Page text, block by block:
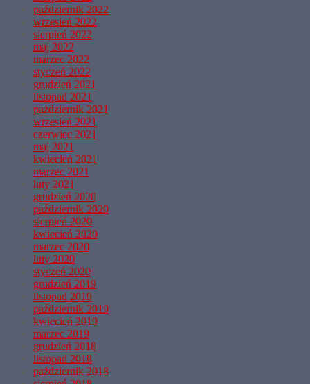
październik 2022
wrzesień 2022
sierpień 2022
maj 2022
marzec 2022
styczeń 2022
grudzień 2021
listopad 2021
październik 2021
wrzesień 2021
czerwiec 2021
maj 2021
kwiecień 2021
marzec 2021
luty 2021
grudzień 2020
październik 2020
sierpień 2020
kwiecień 2020
marzec 2020
luty 2020
styczeń 2020
grudzień 2019
listopad 2019
październik 2019
kwiecień 2019
marzec 2019
grudzień 2018
listopad 2018
październik 2018